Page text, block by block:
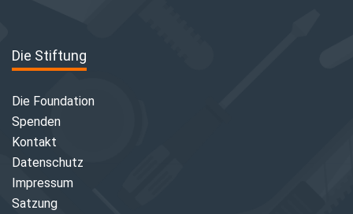
Die Stiftung
Die Foundation
Spenden
Kontakt
Datenschutz
Impressum
Satzung